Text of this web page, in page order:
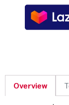
Overview